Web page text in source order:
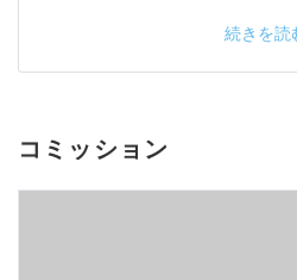
続きを読
コミッション